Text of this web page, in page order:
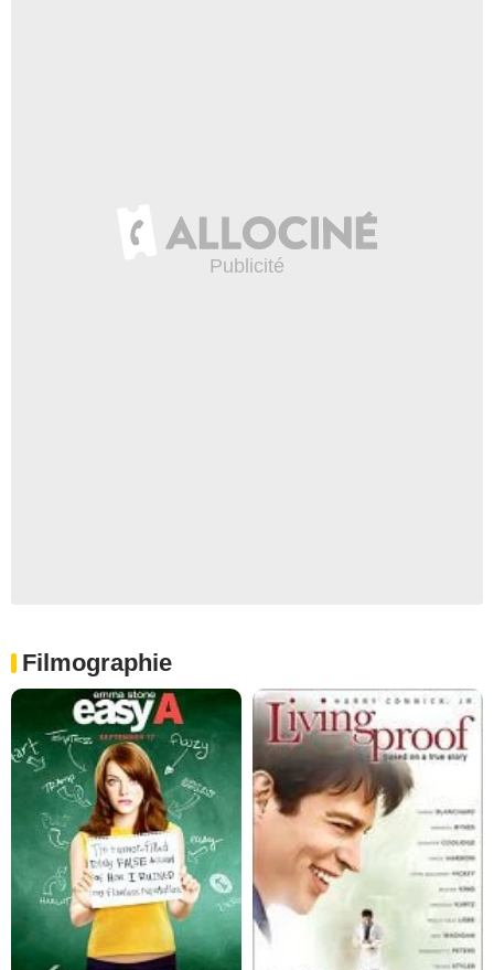
Filmographie